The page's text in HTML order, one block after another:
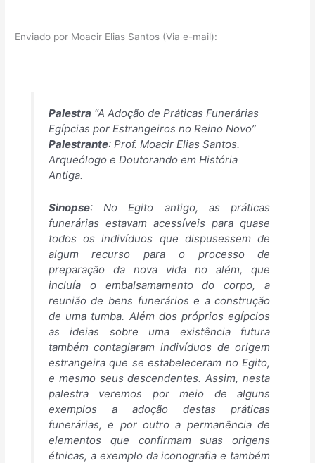
Enviado por Moacir Elias Santos (Via e-mail):
Palestra “A Adoção de Práticas Funerárias
Egípcias por Estrangeiros no Reino Novo”
Palestrante: Prof. Moacir Elias Santos.
Arqueólogo e Doutorando em História
Antiga.
Sinopse: No Egito antigo, as práticas
funerárias estavam acessíveis para quase
todos os indivíduos que dispusessem de
algum recurso para o processo de
preparação da nova vida no além, que
incluía o embalsamamento do corpo, a
reunião de bens funerários e a construção
de uma tumba. Além dos próprios egípcios
as ideias sobre uma existência futura
também contagiaram indivíduos de origem
estrangeira que se estabeleceram no Egito,
e mesmo seus descendentes. Assim, nesta
palestra veremos por meio de alguns
exemplos a adoção destas práticas
funerárias, e por outro a permanência de
elementos que confirmam suas origens
étnicas, a exemplo da iconografia e também